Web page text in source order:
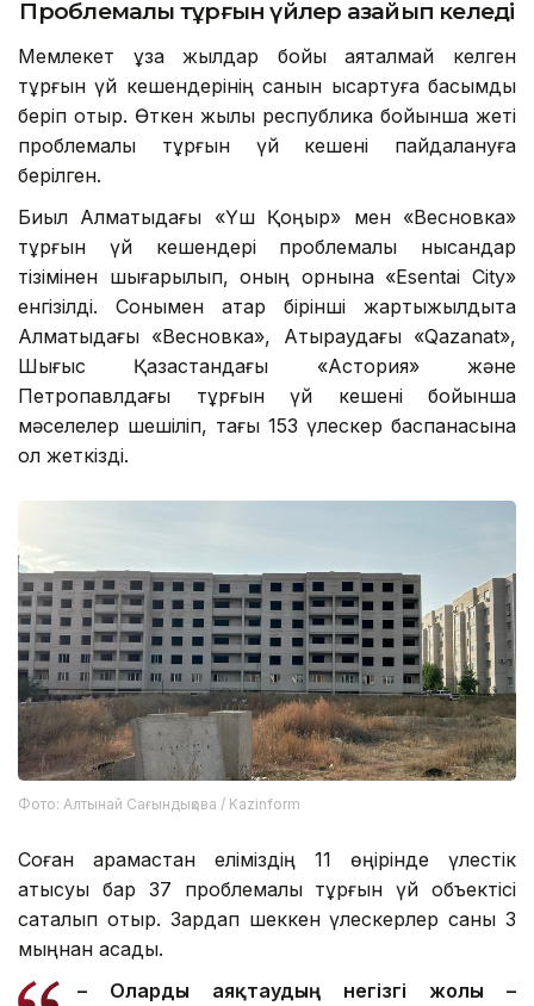
Проблемалы тұрғын үйлер азайып келеді
Мемлекет ұзақ жылдар бойы аяқталмай келген
тұрғын үй кешендерінің санын қысқартуға басымдық
беріп отыр. Өткен жылы республика бойынша жеті
проблемалы тұрғын үй кешені пайдалануға
берілген.
Биыл Алматыдағы «Үш Қоңыр» мен «Весновка»
тұрғын үй кешендері проблемалы нысандар
тізімінен шығарылып, оның орнына «Esentai City»
енгізілді. Сонымен қатар бірінші жартыжылдықта
Алматыдағы «Весновка», Атыраудағы «Qazanat»,
Шығыс Қазақстандағы «Астория» және
Петропавлдағы тұрғын үй кешені бойынша
мәселелер шешіліп, тағы 153 үлескер баспанасына
қол жеткізді.
Фото: Алтынай Сағындықова / Kazinform
Соған қарамастан еліміздің 11 өңірінде үлестік
қатысуы бар 37 проблемалы тұрғын үй объектісі
сақталып отыр. Зардап шеккен үлескерлер саны 3
мыңнан асады.
– Оларды аяқтаудың негізгі жолы –